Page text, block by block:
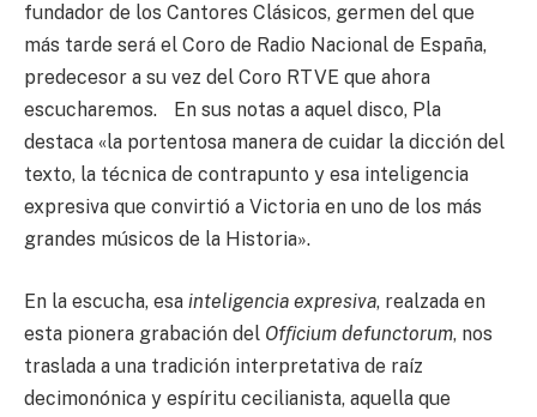
fundador de los Cantores Clásicos, germen del que
más tarde será el Coro de Radio Nacional de España,
predecesor a su vez del Coro RTVE que ahora
escucharemos. En sus notas a aquel disco, Pla
destaca «la portentosa manera de cuidar la dicción del
texto, la técnica de contrapunto y esa inteligencia
expresiva que convirtió a Victoria en uno de los más
grandes músicos de la Historia».
En la escucha, esa inteligencia expresiva, realzada en
esta pionera grabación del Ofﬁcium defunctorum, nos
traslada a una tradición interpretativa de raíz
decimonónica y espíritu cecilianista, aquella que